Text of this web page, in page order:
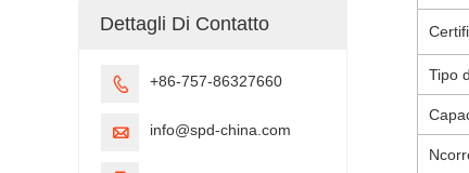
Tipo
N
Dettagli Di Contatto
 +86-757-86327660
 info@spd-china.com